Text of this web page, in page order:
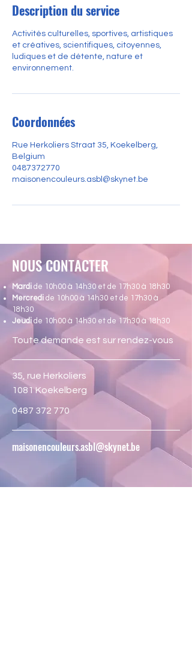
Description du service
Activités culturelles, sportives, artistiques
et créatives, scientifiques, citoyennes,
ludiques et de détente, nature et
environnement.
Coordonnées
Rue Herkoliers Straat 35, Koekelberg,
Belgium
0487372770
maisonencouleurs.asbl@skynet.be
NOUS CONTACTER
Mardi de 10h00 à 14h30 et de 17h30 à 18h30
Mercredi de 10h00 à 14h30 et de 17h30 à
18h30
Jeudi de 10h00 à 14h30 et de 17h30 à 18h30
Toute demande est sur rendez-vous
35, rue Herkoliers
1081 Koekelberg
0487 372 770
maisonencouleurs.asbl@skynet.be